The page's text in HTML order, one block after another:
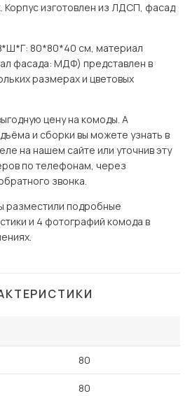
Корпус изготовлен из ЛДСП, фасад
80*80*40 см, материал
фасада: МДФ) представлен в
размерах и цветовых
цену на комоды. А
и сборки вы можете узнать в
на нашем сайте или уточнив эту
по телефонам, через
звонка.
разместили подробные
и 4 фотографий комода в
80
80